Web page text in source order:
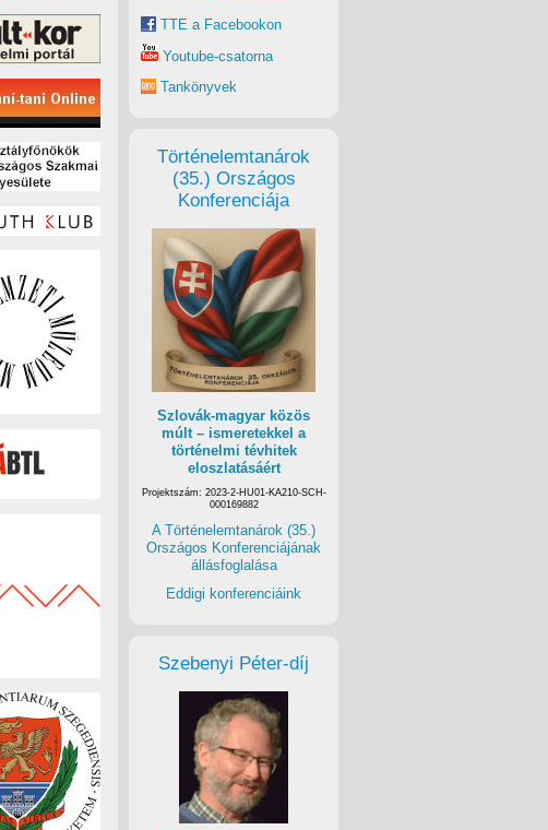
TTE a Facebookon
Youtube-csatorna
Tankönyvek
Történelemtanárok
(35.) Országos
Konferenciája
Szlovák-magyar közös
múlt – ismeretekkel a
történelmi tévhitek
eloszlatásáért
Projektszám: 2023-2-HU01-KA210-SCH-
000169882
A Történelemtanárok (35.)
Országos Konferenciájának
állásfoglalása
Eddigi konferenciáink
Szebenyi Péter-díj